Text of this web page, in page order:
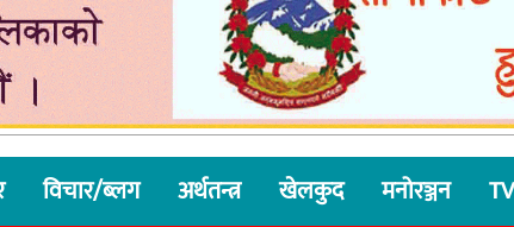
विचार/ब्लग अर्थतन्त्र खेलकुद मनोरञ्जन TV